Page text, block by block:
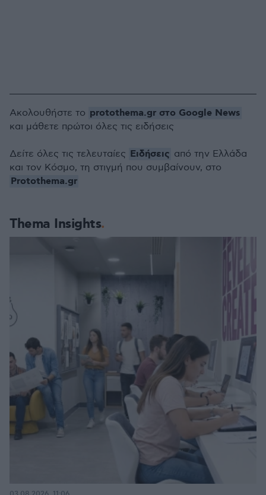
Thema Insights
Ακολουθήστε το protothema.gr στο Google News
και μάθετε πρώτοι όλες τις ειδήσεις
Δείτε όλες τις τελευταίες Ειδήσεις από την Ελλάδα
και τον Κόσμο, τη στιγμή που συμβαίνουν, στο
Protothema.gr